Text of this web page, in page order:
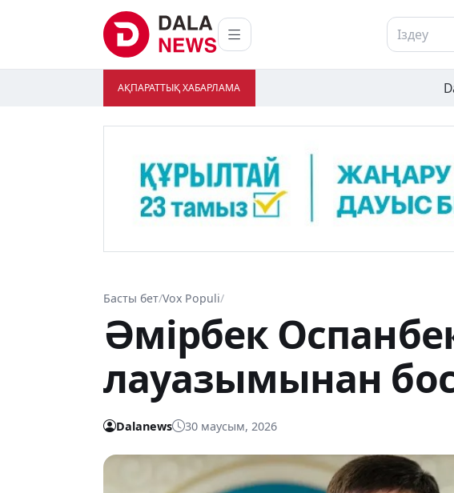
АҚПАРАТТЫҚ ХАБАРЛАМА
Басты бет/Vox Populi/
Әмірбек
лауазымынан
Dalanews 30 маусым, 2026